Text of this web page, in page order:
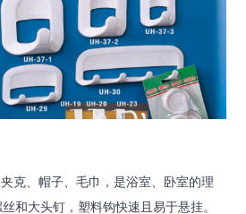
克、帽子、毛巾，是浴室、卧室的理
和大头钉，塑料钩快速且易于悬挂。